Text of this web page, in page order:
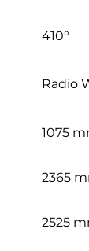
410°
Radio
1075
2365
2525